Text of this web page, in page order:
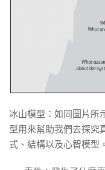
冰山模型：如同圖片所
型用來幫助我們去探究
式、結構以及心智模型